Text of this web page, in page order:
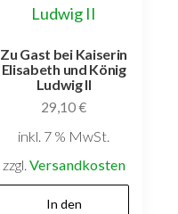
Zu Gast bei Kaiserin
Elisabeth und König
Ludwig II
29,10€
inkl. 7 % MwSt.
zzgl. Versandkosten
In den